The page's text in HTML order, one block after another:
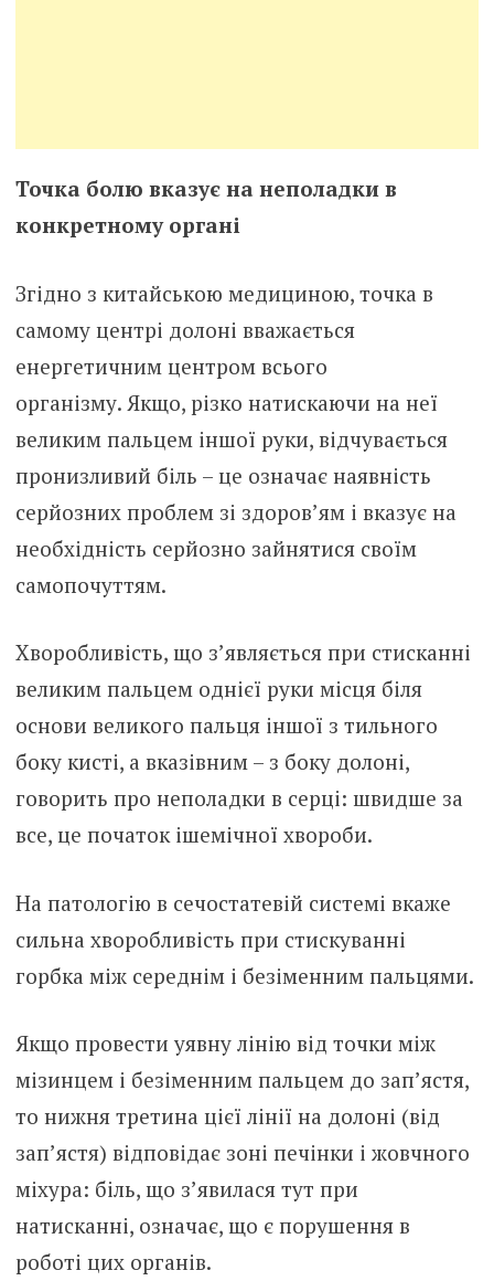
Точка болю вказує на неполадки в
конкретному органі
Згідно з китайською медициною, точка в
самому центрі долоні вважається
енергетичним центром всього
організму. Якщо, різко натискаючи на неї
великим пальцем іншої руки, відчувається
пронизливий біль – це означає наявність
серйозних проблем зі здоров’ям і вказує на
необхідність серйозно зайнятися своїм
самопочуттям.
Хворобливість, що з’являється при стисканні
великим пальцем однієї руки місця біля
основи великого пальця іншої з тильного
боку кисті, а вказівним – з боку долоні,
говорить про неполадки в серці: швидше за
все, це початок ішемічної хвороби.
На патологію в сечостатевій системі вкаже
сильна хворобливість при стискуванні
горбка між середнім і безіменним пальцями.
Якщо провести уявну лінію від точки між
мізинцем і безіменним пальцем до зап’ястя,
то нижня третина цієї лінії на долоні (від
зап’ястя) відповідає зоні печінки і жовчного
міхура: біль, що з’явилася тут при
натисканні, означає, що є порушення в
роботі цих органів.